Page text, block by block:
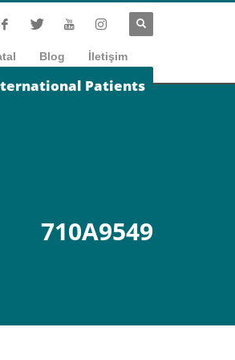
Blog İletişim
Patients
710A9549